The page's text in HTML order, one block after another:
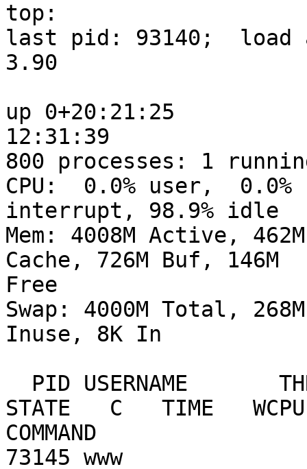
top:
last pid: 93140;  load
up 0+20:21:25
12:31:39
800 processes: 1
CPU:  0.0% user,
interrupt, 98.9% idle
Mem: 4008M Active,
Cache, 726M Buf, 146M
Free
Swap: 4000M Total,
Inuse, 8K In
STATE   C   TIME   WCPU
COMMAND
73145 www              1